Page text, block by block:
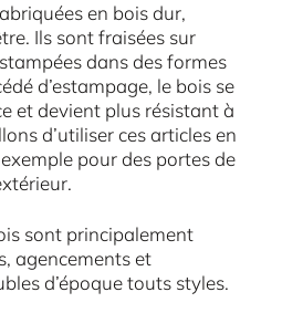
en bois dur,
Ils sont fraisées sur
dans des formes
d’estampage, le bois se
et devient plus résistant à
d’utiliser ces articles en
pour des portes de
sont principalement
agencements et
d’époque touts styles.